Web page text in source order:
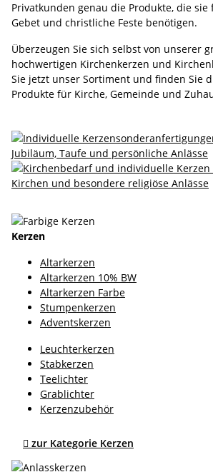
Privatkunden genau die Produkte, die sie
Gebet und christliche Feste benötigen.
Überzeugen Sie sich selbst von unserer
hochwertigen Kirchenkerzen und
Sie jetzt unser Sortiment und finden Sie
Produkte für Kirche, Gemeinde und
Kerzen
Altarkerzen
Altarkerzen 10% BW
Altarkerzen Farbe
Stumpenkerzen
Adventskerzen
Leuchterkerzen
Stabkerzen
Teelichter
Grablichter
Kerzenzubehör
 zur Kategorie Kerzen